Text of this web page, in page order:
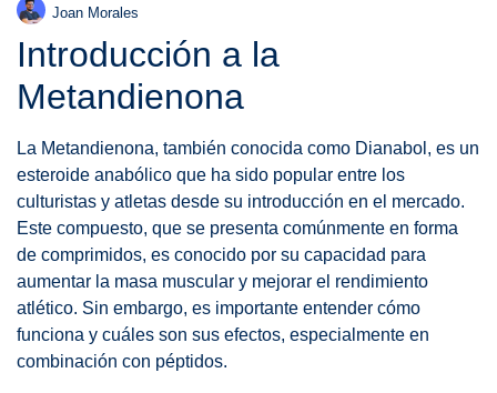
Joan Morales
Introducción a la
Metandienona
La Metandienona, también conocida como Dianabol, es un
esteroide anabólico que ha sido popular entre los
culturistas y atletas desde su introducción en el mercado.
Este compuesto, que se presenta comúnmente en forma
de comprimidos, es conocido por su capacidad para
aumentar la masa muscular y mejorar el rendimiento
atlético. Sin embargo, es importante entender cómo
funciona y cuáles son sus efectos, especialmente en
combinación con péptidos.